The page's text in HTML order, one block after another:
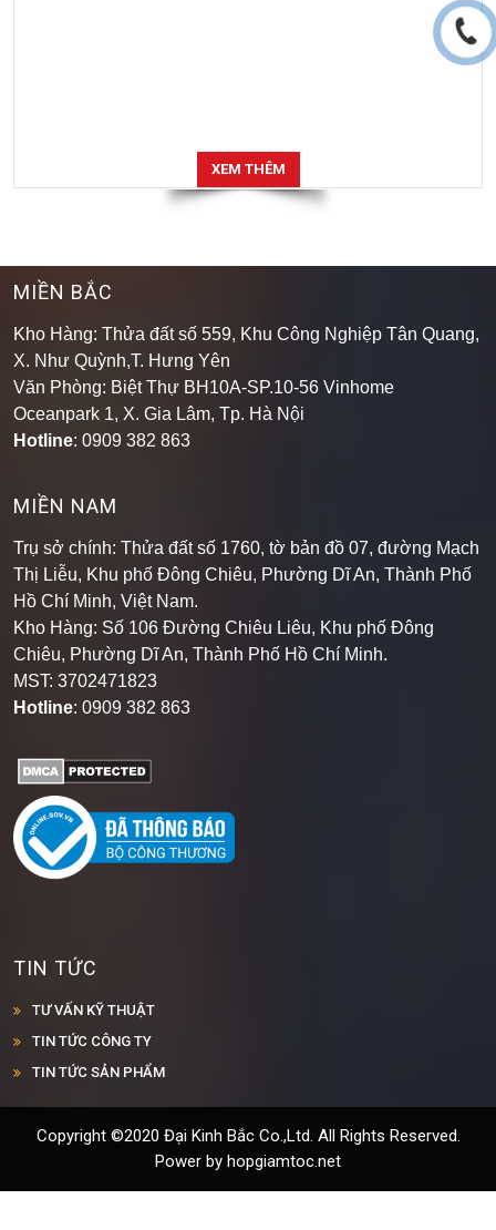
MIỀN BẮC
Kho Hàng: Thửa đất số 559, Khu Công Nghiệp Tân Quang,
X. Như Quỳnh,T. Hưng Yên
Văn Phòng: Biệt Thự BH10A-SP.10-56 Vinhome
Oceanpark 1, X. Gia Lâm, Tp. Hà Nội
Hotline: 0909 382 863
Trụ sở chính: Thửa đất số 1760, tờ bản đồ 07, đường Mạch
Thị Liễu, Khu phố Đông Chiêu, Phường Dĩ An, Thành Phố
Hồ Chí Minh, Việt Nam.
Kho Hàng: Số 106 Đường Chiêu Liêu, Khu phố Đông
Chiêu, Phường Dĩ An, Thành Phố Hồ Chí Minh.
MST: 3702471823
Hotline: 0909 382 863
TƯ VẤN KỸ THUẬT
TIN TỨC CÔNG TY
TIN TỨC SẢN PHẨM
Copyright ©2020 Đại Kinh Bắc Co.,Ltd. All Rights Reserved.
Power by hopgiamtoc.net